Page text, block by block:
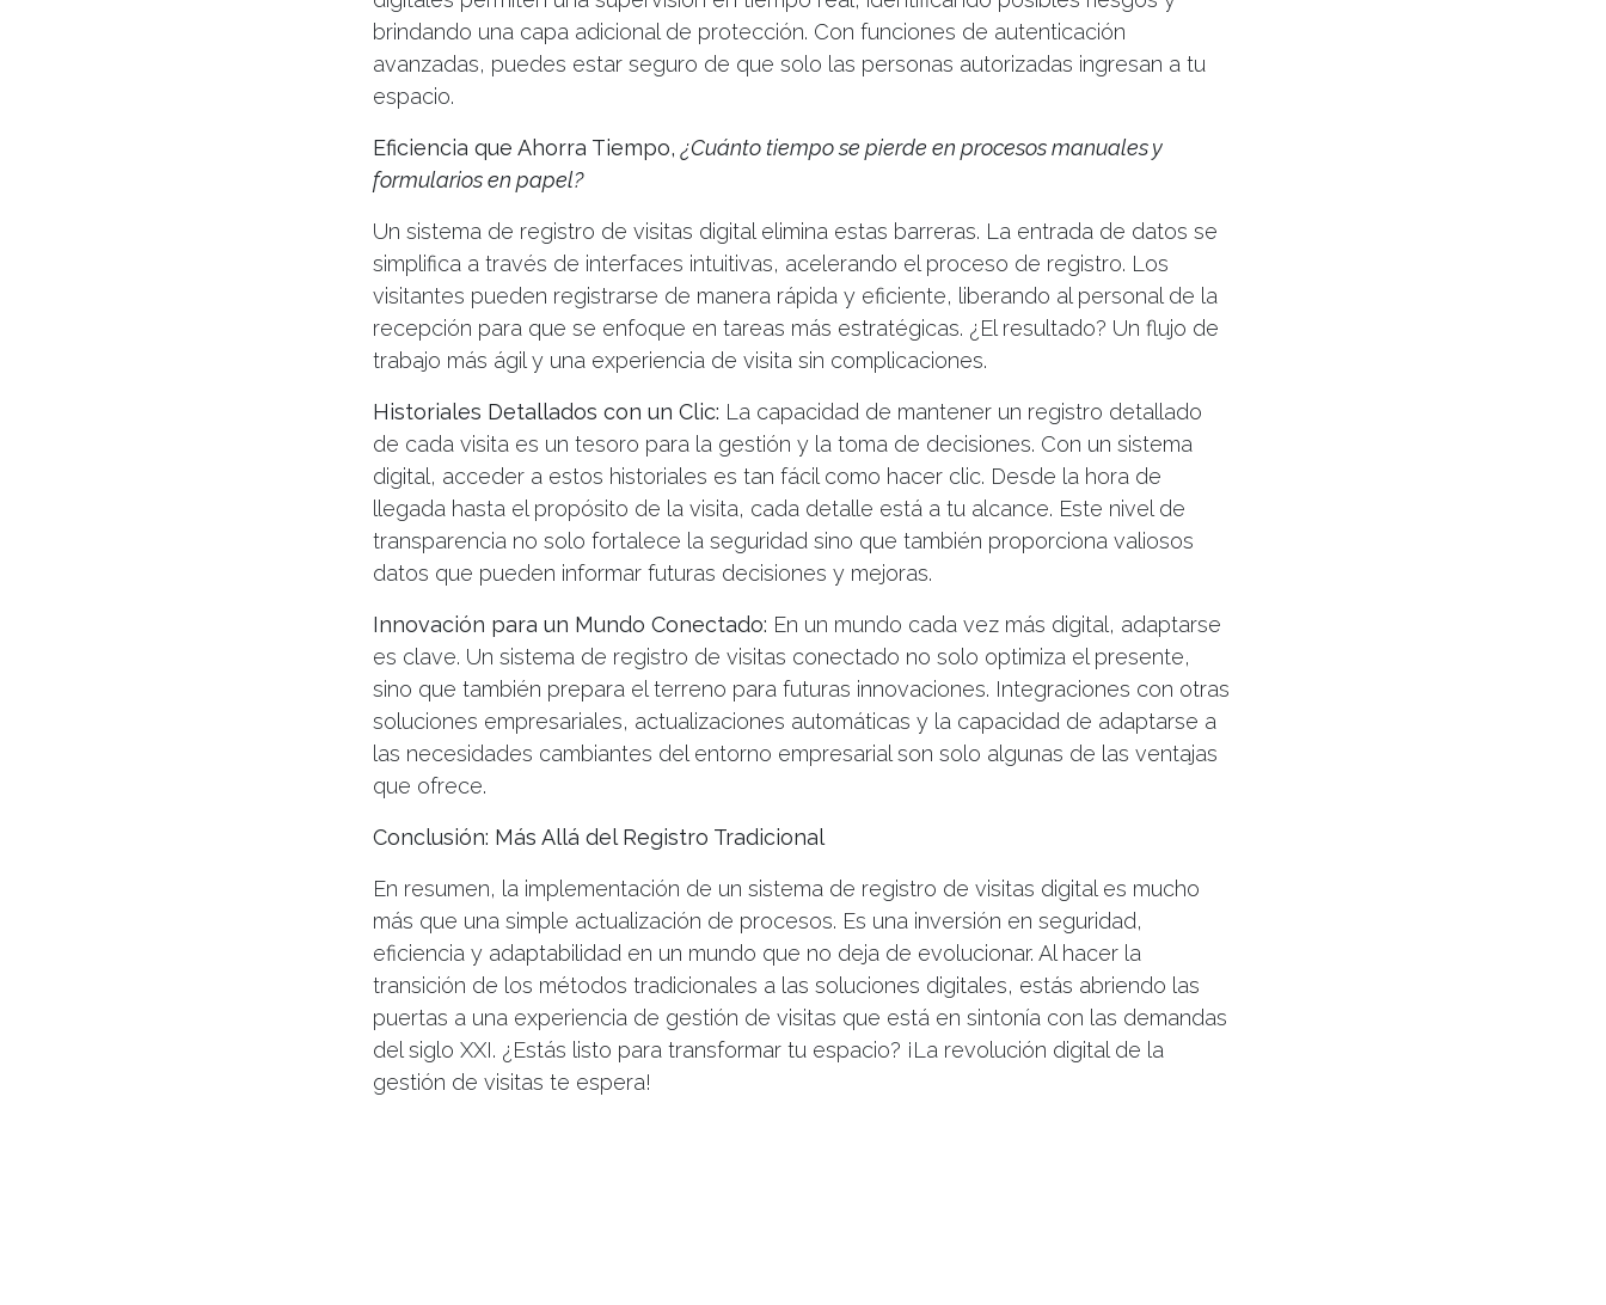
brindando una capa adicional de protección. Con funciones de autenticación
avanzadas, puedes estar seguro de que solo las personas autorizadas ingresan a tu
espacio.
Eficiencia que Ahorra Tiempo,¿Cuánto tiempo se pierde en procesos manuales y
formularios en papel?
Un sistema de registro de visitas digital elimina estas barreras. La entrada de datos se
simplifica a través de interfaces intuitivas, acelerando el proceso de registro. Los
visitantes pueden registrarse de manera rápida y eficiente, liberando al personal de la
recepción para que se enfoque en tareas más estratégicas. ¿El resultado? Un flujo de
trabajo más ágil y una experiencia de visita sin complicaciones.
Historiales Detallados con un Clic: La capacidad de mantener un registro detallado
de cada visita es un tesoro para la gestión y la toma de decisiones. Con un sistema
digital, acceder a estos historiales es tan fácil como hacer clic. Desde la hora de
llegada hasta el propósito de la visita, cada detalle está a tu alcance. Este nivel de
transparencia no solo fortalece la seguridad sino que también proporciona valiosos
datos que pueden informar futuras decisiones y mejoras.
Innovación para un Mundo Conectado: En un mundo cada vez más digital, adaptarse
es clave. Un sistema de registro de visitas conectado no solo optimiza el presente,
sino que también prepara el terreno para futuras innovaciones. Integraciones con otras
soluciones empresariales, actualizaciones automáticas y la capacidad de adaptarse a
las necesidades cambiantes del entorno empresarial son solo algunas de las ventajas
que ofrece.
Conclusión: Más Allá del Registro Tradicional
En resumen, la implementación de un sistema de registro de visitas digital es mucho
más que una simple actualización de procesos. Es una inversión en seguridad,
eficiencia y adaptabilidad en un mundo que no deja de evolucionar. Al hacer la
transición de los métodos tradicionales a las soluciones digitales, estás abriendo las
puertas a una experiencia de gestión de visitas que está en sintonía con las demandas
del siglo XXI. ¿Estás listo para transformar tu espacio? ¡La revolución digital de la
gestión de visitas te espera!